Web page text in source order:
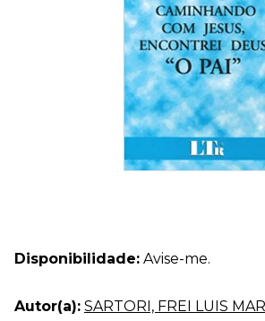
Disponibilidade: Avise-me.
Autor(a): SARTORI, FREI LUIS